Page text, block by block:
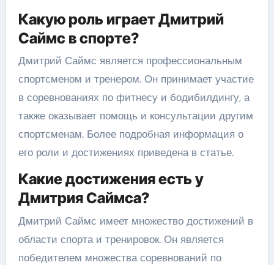
Какую роль играет Дмитрий
Саймс в спорте?
Дмитрий Саймс является профессиональным
спортсменом и тренером. Он принимает участие
в соревнованиях по фитнесу и бодибилдингу, а
также оказывает помощь и консультации другим
спортсменам. Более подробная информация о
его роли и достижениях приведена в статье.
Какие достижения есть у
Дмитрия Саймса?
Дмитрий Саймс имеет множество достижений в
области спорта и тренировок. Он является
победителем множества соревнований по